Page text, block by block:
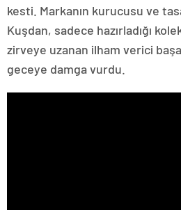
kesti. Markanın kurucusu ve
Kuşdan, sadece hazırladığı
zirveye uzanan ilham verici
geceye damga vurdu.